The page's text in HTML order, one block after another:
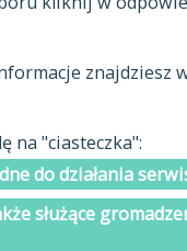
znajdziesz
na "ciasteczka":
do działania
służące
a fronte
a